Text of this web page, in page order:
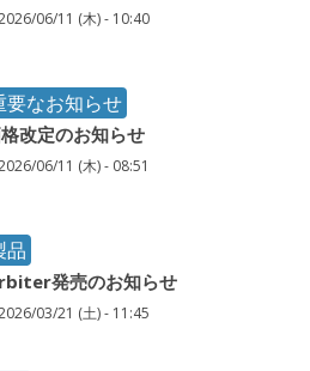
06/11 (木) - 10:40
要なお知らせ
改定のお知らせ
06/11 (木) - 08:51
品
発売のお知らせ
03/21 (土) - 11:45